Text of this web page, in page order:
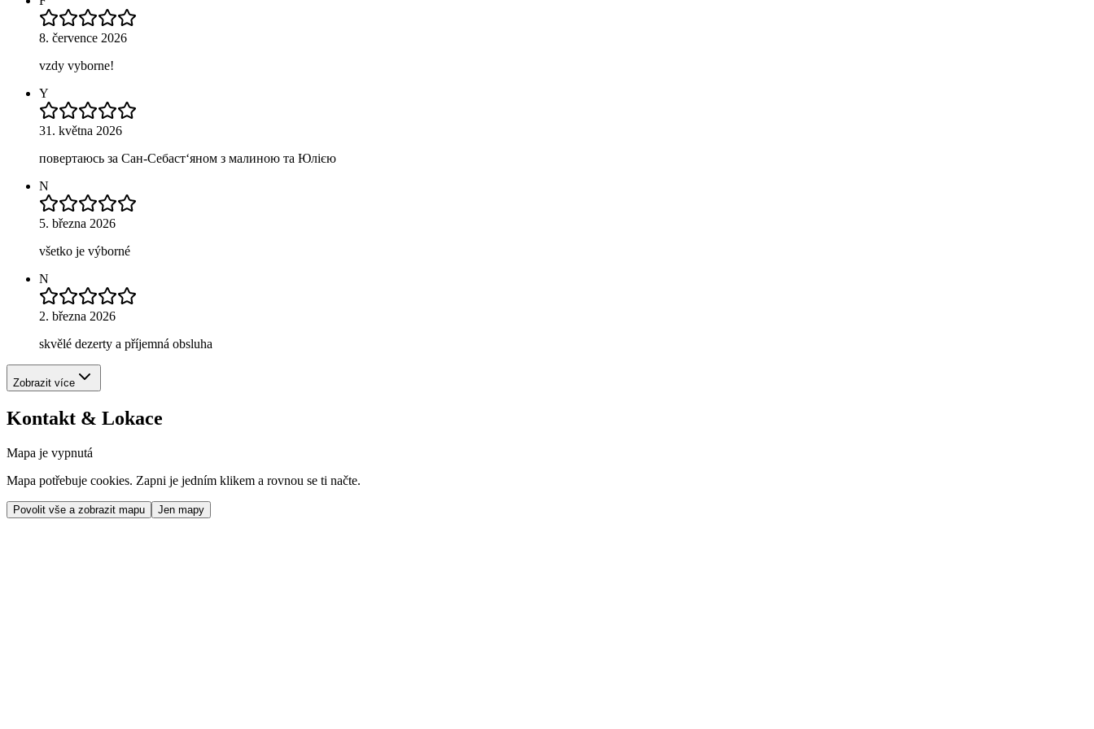
8. července 2026
vzdy vyborne!
Y
31. května 2026
повертаюсь за Сан-Себаст‘яном з малиною та Юлією
N
5. března 2026
všetko je výborné
N
2. března 2026
skvělé dezerty a příjemná obsluha
Zobrazit více
Kontakt & Lokace
Mapa je vypnutá
Mapa potřebuje cookies. Zapni je jedním klikem a rovnou se ti načte.
Povolit vše a zobrazit mapu Jen mapy